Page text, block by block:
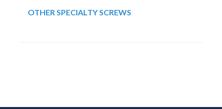
OTHER SPECIALTY SCREWS